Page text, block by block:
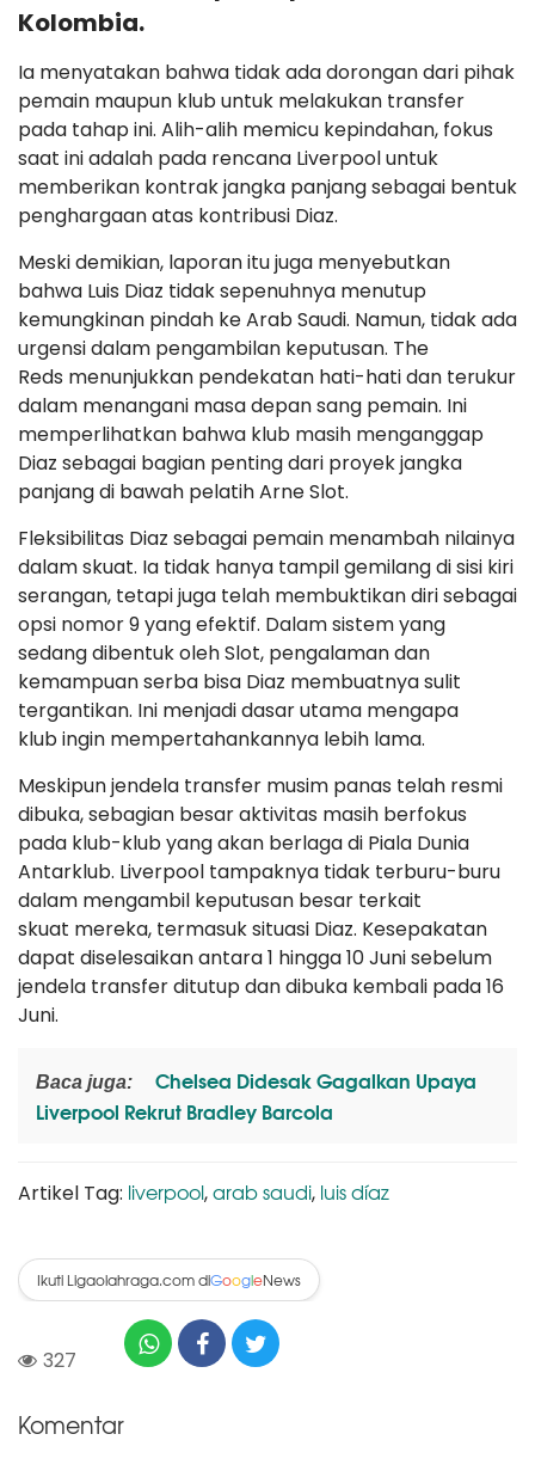
Kolombia.
Ia menyatakan bahwa tidak ada dorongan dari pihak
pemain maupun klub untuk melakukan transfer
pada tahap ini. Alih-alih memicu kepindahan, fokus
saat ini adalah pada rencana Liverpool untuk
memberikan kontrak jangka panjang sebagai bentuk
penghargaan atas kontribusi Diaz.
Meski demikian, laporan itu juga menyebutkan
bahwa Luis Diaz tidak sepenuhnya menutup
kemungkinan pindah ke Arab Saudi. Namun, tidak ada
urgensi dalam pengambilan keputusan. The
Reds menunjukkan pendekatan hati-hati dan terukur
dalam menangani masa depan sang pemain. Ini
memperlihatkan bahwa klub masih menganggap
Diaz sebagai bagian penting dari proyek jangka
panjang di bawah pelatih Arne Slot.
Fleksibilitas Diaz sebagai pemain menambah nilainya
dalam skuat. Ia tidak hanya tampil gemilang di sisi kiri
serangan, tetapi juga telah membuktikan diri sebagai
opsi nomor 9 yang efektif. Dalam sistem yang
sedang dibentuk oleh Slot, pengalaman dan
kemampuan serba bisa Diaz membuatnya sulit
tergantikan. Ini menjadi dasar utama mengapa
klub ingin mempertahankannya lebih lama.
Meskipun jendela transfer musim panas telah resmi
dibuka, sebagian besar aktivitas masih berfokus
pada klub-klub yang akan berlaga di Piala Dunia
Antarklub. Liverpool tampaknya tidak terburu-buru
dalam mengambil keputusan besar terkait
skuat mereka, termasuk situasi Diaz. Kesepakatan
dapat diselesaikan antara 1 hingga 10 Juni sebelum
jendela transfer ditutup dan dibuka kembali pada 16
Juni.
Baca juga:
Chelsea Didesak Gagalkan Upaya
Liverpool Rekrut Bradley Barcola
Artikel Tag: liverpool,arab saudi, luis díaz
Ikuti Ligaolahraga.com diGoogleNews
327
Komentar